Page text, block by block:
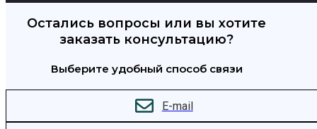
Остались вопросы или вы хотите
заказать консультацию?
Выберите удобный способ связи
E-mail